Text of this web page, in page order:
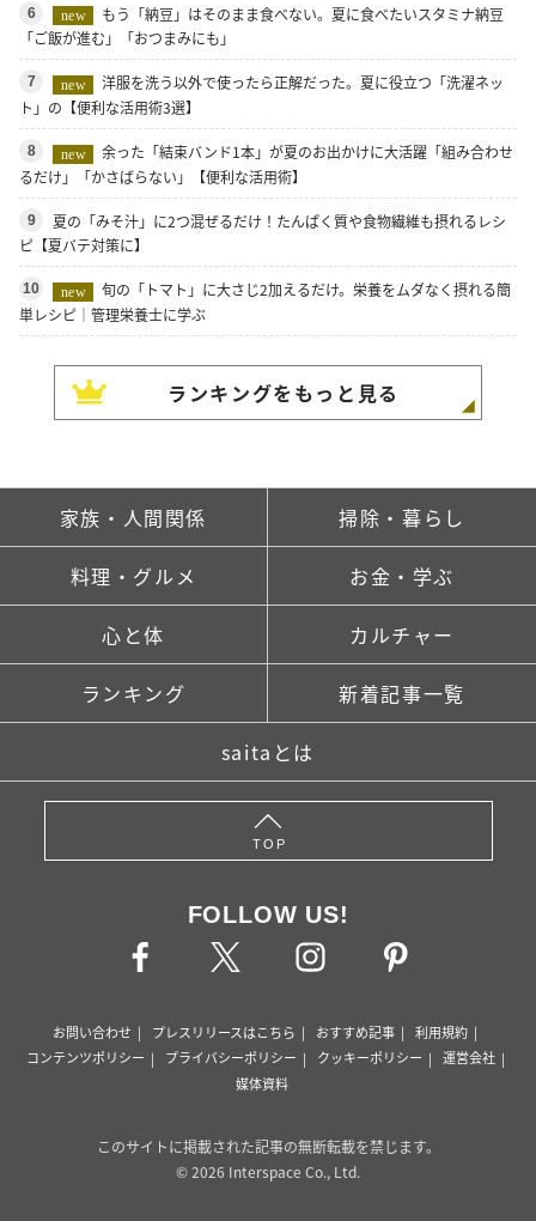
6 new
もう「納豆」はそのまま食べない。夏に食べたいスタミナ納豆
「ご飯が進む」「おつまみにも」
7 new
洋服を洗う以外で使ったら正解だった。夏に役立つ「洗濯ネッ
ト」の【便利な活用術3選】
8 new
余った「結束バンド1本」が夏のお出かけに大活躍「組み合わせ
るだけ」「かさばらない」【便利な活用術】
9
夏の「みそ汁」に2つ混ぜるだけ！たんぱく質や食物繊維も摂れるレシ
ピ【夏バテ対策に】
10 new
旬の「トマト」に大さじ2加えるだけ。栄養をムダなく摂れる簡
単レシピ｜管理栄養士に学ぶ
ランキングをもっと見る
家族・人間関係 掃除・暮らし
料理・グルメ お金・学ぶ
心と体 カルチャー
ランキング 新着記事一覧
saitaとは
TOP
FOLLOW US!
お問い合わせ プレスリリースはこちら おすすめ記事
利用規約
コンテンツポリシー
プライバシーポリシー クッキーポリシー
運営会社
媒体資料
このサイトに掲載された記事の無断転載を禁じます。
© 2026 Interspace Co., Ltd.